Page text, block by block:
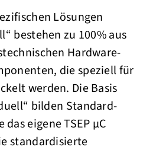
Lösungen
bestehen zu 100% aus
Hardware-
die speziell für
werden. Die Basis
bilden Standard-
eigene TSEP µC
standardisierte